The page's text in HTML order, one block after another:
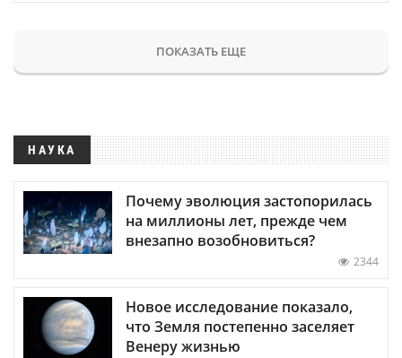
ПОКАЗАТЬ ЕЩЕ
НАУКА
Почему эволюция застопорилась
на миллионы лет, прежде чем
внезапно возобновиться?
2344
Новое исследование показало,
что Земля постепенно заселяет
Венеру жизнью